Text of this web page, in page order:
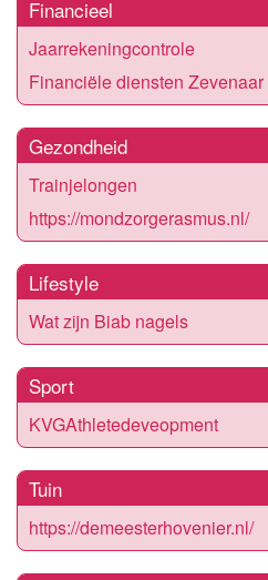
Financieel
Jaarrekeningcontrole
Financiële diensten Zevenaar
Gezondheid
Trainjelongen
https://mondzorgerasmus.nl/
Lifestyle
Wat zijn Biab nagels
Sport
KVGAthletedeveopment
Tuin
https://demeesterhovenier.nl/